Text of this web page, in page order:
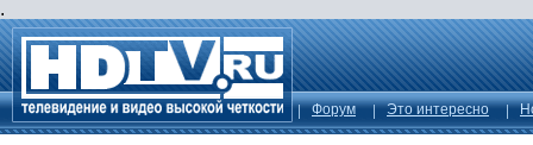
.
Форум Это интересно